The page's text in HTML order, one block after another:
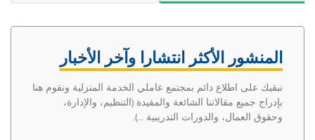
المنشور الأكثر انتشارا وآخر الأخبار
نبقيك على اطلاع دائم بمجتمع عاملي الخدمة المنزلية ونقوم هنا
بإدراج جميع مقالاتنا الشائعة والمفيدة (التنظيم، والإدارة،
وحقوق العمال، والدورات التدريبية ...).